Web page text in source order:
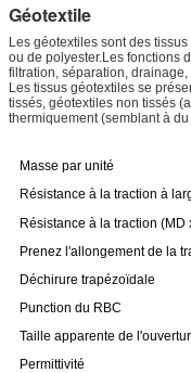
Géotextile
Les géotextiles sont des
ou de polyester.Les fonctions
filtration, séparation,
Les tissus géotextiles se
tissés, géotextiles non tissés
thermiquement (semblant à
Masse par unité
Résistance à la traction à
Résistance à la traction (MD
Prenez l'allongement de la
Déchirure trapézoïdale
Punction du RBC
Taille apparente de
Permittivité